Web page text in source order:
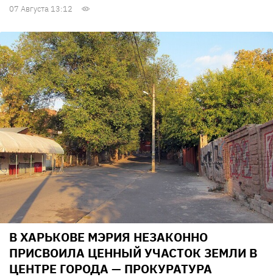
07 Августа 13:12
В ХАРЬКОВЕ МЭРИЯ НЕЗАКОННО
ПРИСВОИЛА ЦЕННЫЙ УЧАСТОК ЗЕМЛИ В
ЦЕНТРЕ ГОРОДА — ПРОКУРАТУРА